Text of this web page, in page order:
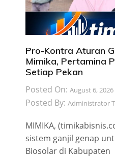
Pro-Kontra Aturan
Mimika, Pertamina
Setiap Pekan
Posted On: August 6, 2026
Posted By: Administrator
MIMIKA,
sistem ganjil genap
Biosolar di Kabupaten